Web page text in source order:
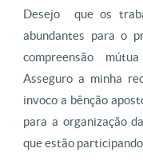
Desejo que os
abundantes para o
compreensão
Asseguro a minha
invoco a bênção
para a organização
que estão participando.